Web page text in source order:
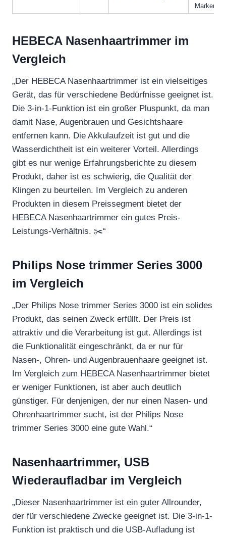
HEBECA Nasenhaartrimmer im
Vergleich
„Der HEBECA Nasenhaartrimmer ist ein vielseitiges
Gerät, das für verschiedene Bedürfnisse geeignet ist.
Die 3-in-1-Funktion ist ein großer Pluspunkt, da man
damit Nase, Augenbrauen und Gesichtshaare
entfernen kann. Die Akkulaufzeit ist gut und die
Wasserdichtheit ist ein weiterer Vorteil. Allerdings
gibt es nur wenige Erfahrungsberichte zu diesem
Produkt, daher ist es schwierig, die Qualität der
Klingen zu beurteilen. Im Vergleich zu anderen
Produkten in diesem Preissegment bietet der
HEBECA Nasenhaartrimmer ein gutes Preis-
Leistungs-Verhältnis. ✂️“
Philips Nose trimmer Series 3000
im Vergleich
„Der Philips Nose trimmer Series 3000 ist ein solides
Produkt, das seinen Zweck erfüllt. Der Preis ist
attraktiv und die Verarbeitung ist gut. Allerdings ist
die Funktionalität eingeschränkt, da er nur für
Nasen-, Ohren- und Augenbrauenhaare geeignet ist.
Im Vergleich zum HEBECA Nasenhaartrimmer bietet
er weniger Funktionen, ist aber auch deutlich
günstiger. Für denjenigen, der nur einen Nasen- und
Ohrenhaartrimmer sucht, ist der Philips Nose
trimmer Series 3000 eine gute Wahl.“
Nasenhaartrimmer, USB
Wiederaufladbar im Vergleich
„Dieser Nasenhaartrimmer ist ein guter Allrounder,
der für verschiedene Zwecke geeignet ist. Die 3-in-1-
Funktion ist praktisch und die USB-Aufladung ist